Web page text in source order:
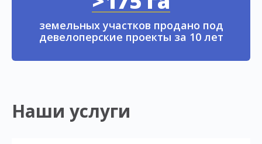
земельных участков продано под
девелоперские проекты за 10 лет
Наши услуги